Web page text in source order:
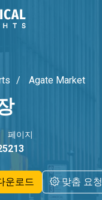
Agate Market
페이지
213
운로드 맞춤 요청